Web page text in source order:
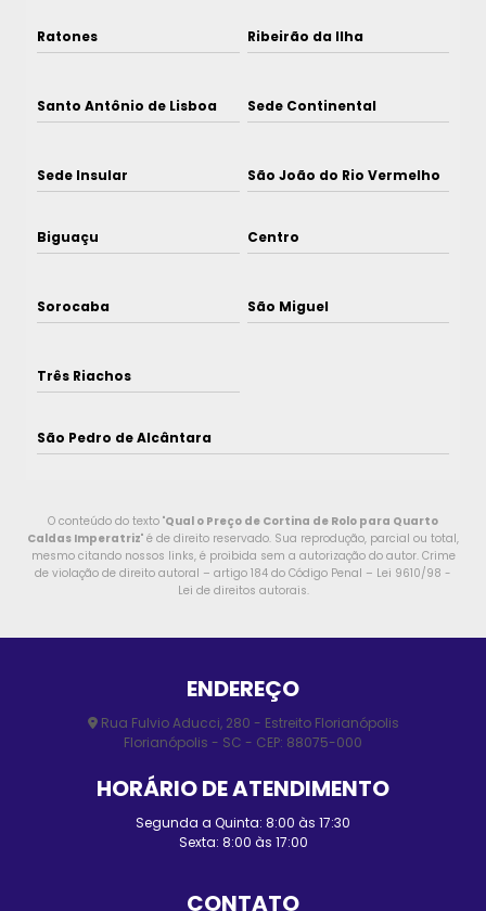
Ratones Ribeirão da Ilha
Santo Antônio de Lisboa Sede Continental
Sede Insular São João do Rio Vermelho
Biguaçu Centro
Sorocaba São Miguel
Três Riachos
São Pedro de Alcântara
O conteúdo do texto "Qual o Preço de Cortina de Rolo para Quarto
Caldas Imperatriz" é de direito reservado. Sua reprodução, parcial ou total,
mesmo citando nossos links, é proibida sem a autorização do autor. Crime
de violação de direito autoral – artigo 184 do Código Penal – Lei 9610/98 -
Lei de direitos autorais.
ENDEREÇO
Rua Fulvio Aducci, 280 - Estreito Florianópolis
Florianópolis - SC - CEP: 88075-000
HORÁRIO DE ATENDIMENTO
Segunda a Quinta: 8:00 às 17:30
Sexta: 8:00 às 17:00
CONTATO